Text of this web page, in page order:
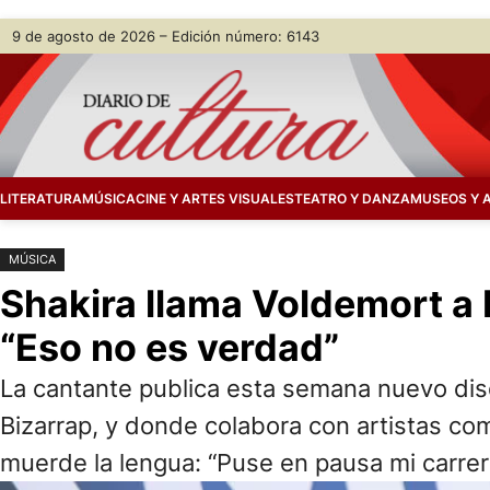
Saltar
contenido
Skip
content
9 de agosto de 2026 – Edición número: 6143
LITERATURAMÚSICACINE Y ARTES VISUALESTEATRO Y DANZAMUSEOS Y
MÚSICA
Shakira llama Voldemort
“Eso no es verdad”
La cantante publica esta semana nuevo
Bizarrap, y donde colabora con artistas
muerde la lengua: “Puse en pausa mi